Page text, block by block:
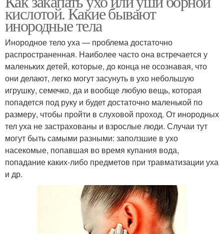
кислотой. Какие бывают
инородные тела
Инородное тело уха — проблема достаточно
распространенная. Наиболее часто она встречается у
маленьких детей, которые, до конца не осознавая, что
они делают, легко могут засунуть в ухо небольшую
игрушку, семечко, да и вообще любую вещь, которая
попадется под руку и будет достаточно маленькой по
размеру, чтобы пройти в слуховой проход. От инородных
тел уха не застрахованы и взрослые люди. Случаи тут
могут быть самыми разными: заползшие в ухо
насекомые, попавшая во время купания вода,
попадание каких-либо предметов при травматизации уха
и др.